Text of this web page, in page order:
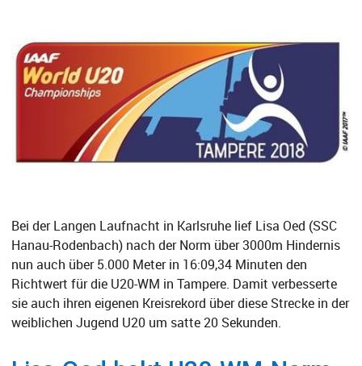
Bei der Langen Laufnacht in Karlsruhe lief Lisa Oed (SSC
Hanau-Rodenbach) nach der Norm über 3000m Hindernis
nun auch über 5.000 Meter in 16:09,34 Minuten den
Richtwert für die U20-WM in Tampere. Damit verbesserte
sie auch ihren eigenen Kreisrekord über diese Strecke in der
weiblichen Jugend U20 um satte 20 Sekunden.